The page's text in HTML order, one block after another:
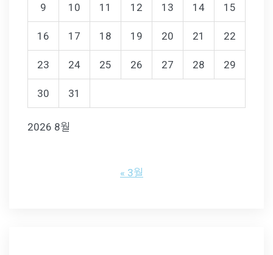
2026 8월
9 10 11 12 13 14 15
16 17 18 19 20 21 22
23 24 25 26 27 28 29
30 31
« 3월